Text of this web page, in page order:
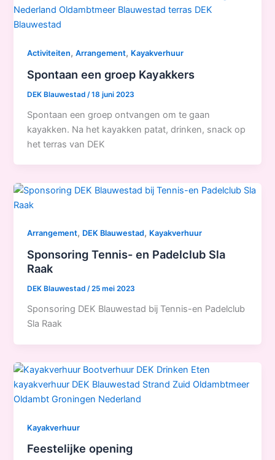
Activiteiten,Arrangement, Kayakverhuur
Spontaan een groep Kayakkers
DEK Blauwestad /18 juni 2023
Spontaan een groep ontvangen om te gaan
kayakken. Na het kayakken patat, drinken, snack op
het terras van DEK
Arrangement, DEK Blauwestad, Kayakverhuur
Sponsoring Tennis- en Padelclub Sla
Raak
DEK Blauwestad/25 mei 2023
Sponsoring DEK Blauwestad bij Tennis-en Padelclub
Sla Raak
Kayakverhuur
Feestelijke opening